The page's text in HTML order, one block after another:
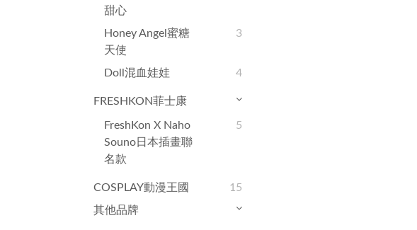
甜心
Honey Angel蜜糖
天使
3
Doll混血娃娃 4
FRESHKON菲士康
FreshKon X Naho
Souno日本插畫聯
名款
5
COSPLAY動漫王國
15
其他品牌